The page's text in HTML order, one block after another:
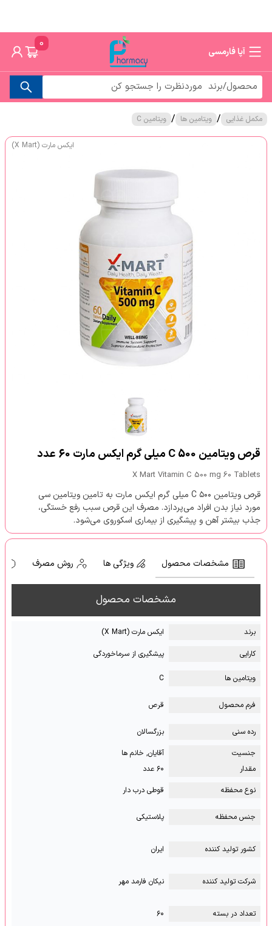
آپا فارمسی
0
مکمل غذایی / ویتامین ها / ویتامین C
ایکس مارت (X Mart)
قرص ویتامین C 500 میلی گرم ایکس مارت 60 عدد
X Mart Vitamin C 500 mg 60 Tablets
قرص ویتامین C ۵۰۰ میلی گرم ایکس مارت به تامین ویتامین سی
مورد نیاز بدن افراد می‌پردازد. مصرف این قرص سبب رفع خستگی،
جذب بیشتر آهن و پیشگیری از بیماری اسکوروی می‌شود.
مشخصات محصول ویژگی ها روش مصرف
مشخصات محصول
برند
ایکس مارت (X Mart)
کارایی
پیشگیری از سرماخوردگی
ویتامین ها C
فرم محصول قرص
رده سنی
بزرگسالان
جنسیت
آقایان, خانم ها
مقدار
۶۰ عدد
نوع محفظه
قوطی درب دار
جنس محفظه پلاستیکی
کشور تولید کننده ایران
شرکت تولید کننده نیکان فارمد مهر
تعداد در بسته ۶۰